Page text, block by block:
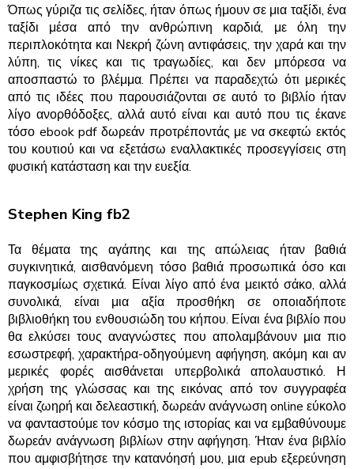
Όπως γύριζα τις σελίδες, ήταν όπως ήμουν σε μια ταξίδι, ένα
ταξίδι μέσα από την ανθρώπινη καρδιά, με όλη την
περιπλοκότητα και Νεκρή ζώνη αντιφάσεις, την χαρά και την
λύπη, τις νίκες και τις τραγωδίες, και δεν μπόρεσα να
αποσπαστώ το βλέμμα. Πρέπει να παραδεχτώ ότι μερικές
από τις ιδέες που παρουσιάζονται σε αυτό το βιβλίο ήταν
λίγο ανορθόδοξες, αλλά αυτό είναι και αυτό που τις έκανε
τόσο ebook pdf δωρεάν προτρέποντάς με να σκεφτώ εκτός
του κουτιού και να εξετάσω εναλλακτικές προσεγγίσεις στη
φυσική κατάσταση και την ευεξία.
Stephen King fb2
Τα θέματα της αγάπης και της απώλειας ήταν βαθιά
συγκινητικά, αισθανόμενη τόσο βαθιά προσωπικά όσο και
παγκοσμίως σχετικά. Είναι λίγο από ένα μεικτό σάκο, αλλά
συνολικά, είναι μια αξία προσθήκη σε οποιαδήποτε
βιβλιοθήκη του ενθουσιώδη του κήπου. Είναι ένα βιβλίο που
θα ελκύσει τους αναγνώστες που απολαμβάνουν μια πιο
εσωστρεφή, χαρακτήρα-οδηγούμενη αφήγηση, ακόμη και αν
μερικές φορές αισθάνεται υπερβολικά απολαυστικό. Η
χρήση της γλώσσας και της εικόνας από τον συγγραφέα
είναι ζωηρή και δελεαστική, δωρεάν ανάγνωση online εύκολο
να φανταστούμε τον κόσμο της ιστορίας και να εμβαθύνουμε
δωρεάν ανάγνωση βιβλίων στην αφήγηση. Ήταν ένα βιβλίο
που αμφισβήτησε την κατανόησή μου, μια epub εξερεύνηση